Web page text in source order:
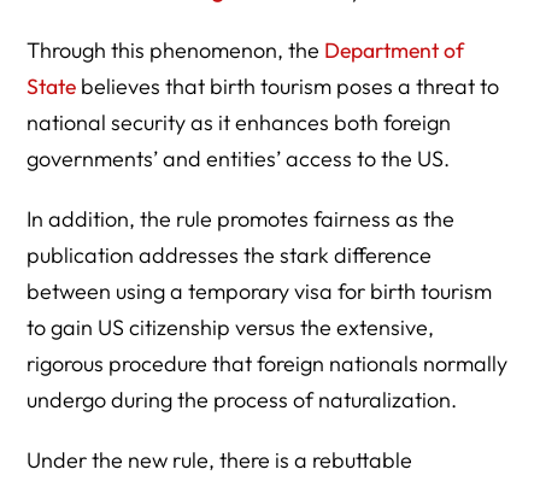
Through this phenomenon, the Department of
State believes that birth tourism poses a threat to
national security as it enhances both foreign
governments’ and entities’ access to the US.
In addition, the rule promotes fairness as the
publication addresses the stark difference
between using a temporary visa for birth tourism
to gain US citizenship versus the extensive,
rigorous procedure that foreign nationals normally
undergo during the process of naturalization.
Under the new rule, there is a rebuttable